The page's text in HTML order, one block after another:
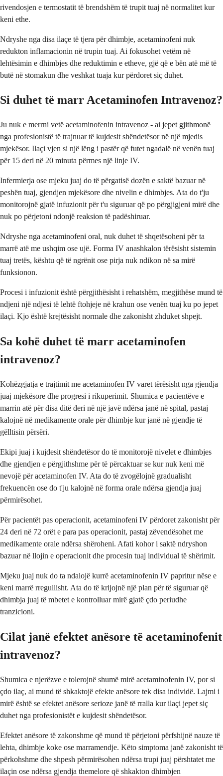
rivendosjen e termostatit të brendshëm të trupit tuaj në normalitet kur
keni ethe.
Ndryshe nga disa ilaçe të tjera për dhimbje, acetaminofeni nuk
redukton inflamacionin në trupin tuaj. Ai fokusohet vetëm në
lehtësimin e dhimbjes dhe reduktimin e etheve, gjë që e bën atë më të
butë në stomakun dhe veshkat tuaja kur përdoret siç duhet.
Si duhet të marr Acetaminofen Intravenoz?
Ju nuk e merrni vetë acetaminofenin intravenoz - ai jepet gjithmonë
nga profesionistë të trajnuar të kujdesit shëndetësor në një mjedis
mjekësor. Ilaçi vjen si një lëng i pastër që futet ngadalë në venën tuaj
për 15 deri në 20 minuta përmes një linje IV.
Infermierja ose mjeku juaj do të përgatisë dozën e saktë bazuar në
peshën tuaj, gjendjen mjekësore dhe nivelin e dhimbjes. Ata do t'ju
monitorojnë gjatë infuzionit për t'u siguruar që po përgjigjeni mirë dhe
nuk po përjetoni ndonjë reaksion të padëshiruar.
Ndryshe nga acetaminofeni oral, nuk duhet të shqetësoheni për ta
marrë atë me ushqim ose ujë. Forma IV anashkalon tërësisht sistemin
tuaj tretës, kështu që të ngrënit ose pirja nuk ndikon në sa mirë
funksionon.
Procesi i infuzionit është përgjithësisht i rehatshëm, megjithëse mund të
ndjeni një ndjesi të lehtë ftohjeje në krahun ose venën tuaj ku po jepet
ilaçi. Kjo është krejtësisht normale dhe zakonisht zhduket shpejt.
Sa kohë duhet të marr acetaminofen
intravenoz?
Kohëzgjatja e trajtimit me acetaminofen IV varet tërësisht nga gjendja
juaj mjekësore dhe progresi i rikuperimit. Shumica e pacientëve e
marrin atë për disa ditë deri në një javë ndërsa janë në spital, pastaj
kalojnë në medikamente orale për dhimbje kur janë në gjendje të
gëlltisin përsëri.
Ekipi juaj i kujdesit shëndetësor do të monitorojë nivelet e dhimbjes
dhe gjendjen e përgjithshme për të përcaktuar se kur nuk keni më
nevojë për acetaminofen IV. Ata do të zvogëlojnë gradualisht
frekuencën ose do t'ju kalojnë në forma orale ndërsa gjendja juaj
përmirësohet.
Për pacientët pas operacionit, acetaminofeni IV përdoret zakonisht për
24 deri në 72 orët e para pas operacionit, pastaj zëvendësohet me
medikamente orale ndërsa shëroheni. Afati kohor i saktë ndryshon
bazuar në llojin e operacionit dhe procesin tuaj individual të shërimit.
Mjeku juaj nuk do ta ndalojë kurrë acetaminofenin IV papritur nëse e
keni marrë rregullisht. Ata do të krijojnë një plan për të siguruar që
dhimbja juaj të mbetet e kontrolluar mirë gjatë çdo periudhe
tranzicioni.
Cilat janë efektet anësore të acetaminofenit
intravenoz?
Shumica e njerëzve e tolerojnë shumë mirë acetaminofenin IV, por si
çdo ilaç, ai mund të shkaktojë efekte anësore tek disa individë. Lajmi i
mirë është se efektet anësore serioze janë të rralla kur ilaçi jepet siç
duhet nga profesionistët e kujdesit shëndetësor.
Efektet anësore të zakonshme që mund të përjetoni përfshijnë nauze të
lehta, dhimbje koke ose marramendje. Këto simptoma janë zakonisht të
përkohshme dhe shpesh përmirësohen ndërsa trupi juaj përshtatet me
ilaçin ose ndërsa gjendja themelore që shkakton dhimbjen